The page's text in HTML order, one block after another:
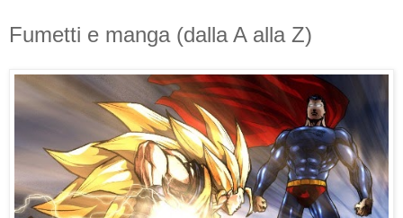
Fumetti e manga (dalla A alla Z)